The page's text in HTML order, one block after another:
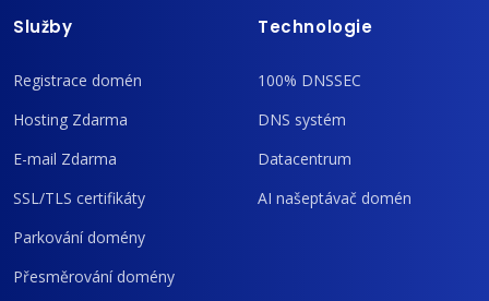
Služby
Registrace domén
Hosting Zdarma
E-mail Zdarma
SSL/TLS certifikáty
Parkování domény
Přesměrování domény
Technologie
100% DNSSEC
DNS systém
Datacentrum
AI našeptávač domén